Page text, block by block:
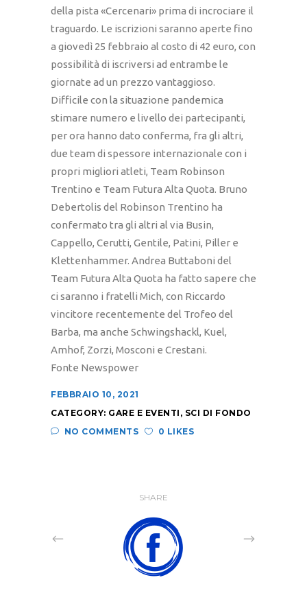
della pista «Cercenari» prima di incrociare il
traguardo. Le iscrizioni saranno aperte fino
a giovedì 25 febbraio al costo di 42 euro, con
possibilità di iscriversi ad entrambe le
giornate ad un prezzo vantaggioso.
Difficile con la situazione pandemica
stimare numero e livello dei partecipanti,
per ora hanno dato conferma, fra gli altri,
due team di spessore internazionale con i
propri migliori atleti, Team Robinson
Trentino e Team Futura Alta Quota. Bruno
Debertolis del Robinson Trentino ha
confermato tra gli altri al via Busin,
Cappello, Cerutti, Gentile, Patini, Piller e
Klettenhammer. Andrea Buttaboni del
Team Futura Alta Quota ha fatto sapere che
ci saranno i fratelli Mich, con Riccardo
vincitore recentemente del Trofeo del
Barba, ma anche Schwingshackl, Kuel,
Amhof, Zorzi, Mosconi e Crestani.
Fonte Newspower
FEBBRAIO 10, 2021
CATEGORY: GARE E EVENTI , SCI DI FONDO
NO COMMENTS
0 LIKES
SHARE